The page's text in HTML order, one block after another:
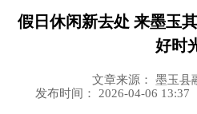
假日休闲新去处 来墨玉
好时
文章来源： 墨玉县
发布时间： 2026-04-06 13:37